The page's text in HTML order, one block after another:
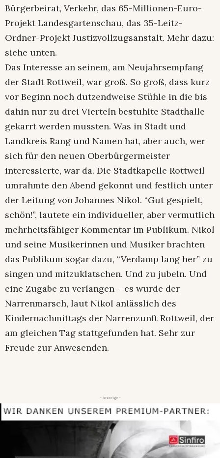
Bürgerbeirat, Verkehr, das 65-Millionen-Euro-
Projekt Landesgartenschau, das 35-Leitz-
Ordner-Projekt Justizvollzugsanstalt. Mehr dazu:
siehe unten.
Das Interesse an seinem, am Neujahrsempfang
der Stadt Rottweil, war groß. So groß, dass kurz
vor Beginn noch dutzendweise Stühle in die bis
dahin nur zu drei Vierteln bestuhlte Stadthalle
gekarrt werden mussten. Was in Stadt und
Landkreis Rang und Namen hat, aber auch, wer
sich für den neuen Oberbürgermeister
interessierte, war da. Die Stadtkapelle Rottweil
umrahmte den Abend gekonnt und festlich unter
der Leitung von Johannes Nikol. “Gut gespielt,
schön!”, lautete ein individueller, aber vermutlich
mehrheitsfähiger Kommentar im Publikum. Nikol
und seine Musikerinnen und Musiker brachten
das Publikum sogar dazu, “Verdamp lang her” zu
singen und mitzuklatschen. Und zu jubeln. Und
eine Zugabe zu verlangen – es wurde der
Narrenmarsch, laut Nikol anlässlich des
Kindernachmittags der Narrenzunft Rottweil, der
am gleichen Tag stattgefunden hat. Sehr zur
Freude zur Anwesenden.
- Anzeige -